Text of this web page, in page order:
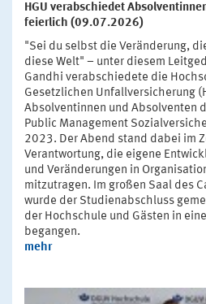
HGU verabschiedet
feierlich (09.07.2026)
"Sei du selbst die Veränderung,
diese Welt" – unter diesem
Gandhi verabschiedete die
Gesetzlichen Unfallversicherung
Absolventinnen und Absolventen
Public Management
2023. Der Abend stand dabei im
Verantwortung, die eigene
und Veränderungen in
mitzutragen. Im großen Saal des
wurde der Studienabschluss
der Hochschule und Gästen in
begangen.
mehr